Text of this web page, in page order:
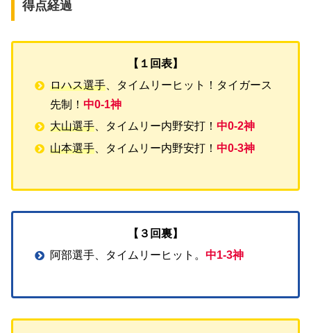
得点経過
【１回表】
ロハス選手 、タイムリーヒット！タイガース
先制！中0-1神
大山選手 、タイムリー内野安打！中0-2神
山本選手 、タイムリー内野安打！中0-3神
【３回裏】
阿部選手、タイムリーヒット。中1-3神